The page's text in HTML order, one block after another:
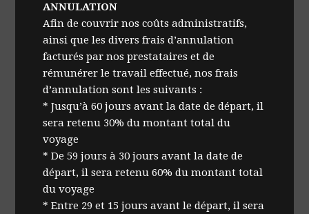
ANNULATION
Afin de couvrir nos coûts administratifs,
ainsi que les divers frais d’annulation
facturés par nos prestataires et de
rémunérer le travail effectué, nos frais
d’annulation sont les suivants :
* Jusqu’à 60 jours avant la date de départ, il
sera retenu 30% du montant total du
voyage
* De 59 jours à 30 jours avant la date de
départ, il sera retenu 60% du montant total
du voyage
* Entre 29 et 15 jours avant le départ, il sera